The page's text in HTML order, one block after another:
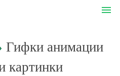
menu
Гифки анимации
картинки